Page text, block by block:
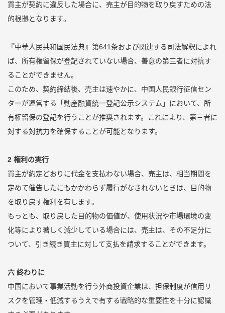
買主が契約に違反した場合に、売主が目的物を取り戻すための法
的根拠となります。
『中華人民共和国民法典』第641条および関連する司法解釈によれ
ば、所有権留保が登記されていない場合、善意の第三者に対抗す
ることができません。
このため、契約締結後、売主は速やかに、中国人民銀行征信セン
ターが運営する「動産融資統一登記公示システム」において、所
有権留保の登記を行うことが推奨されます。これにより、第三者に
対する対抗力を確保することが可能となります。
2 権利の実行
買主が約定どおりに代金を支払わない場合、売主は、相当期間を
定めて催告したにもかかわらず履行がなされないときは、目的物
を取り戻す権利を有します。
もっとも、取り戻した目的物の価値が、使用状況や市場環境の変
化等により著しく減少している場合には、売主は、その不足分に
ついて、引き続き買主に対して支払を請求することができます。
六 終わりに
中国において事業活動を行う外商投資企業は、担保制度が信用リ
スクを管理・低減するうえで有する戦略的な重要性を十分に認識